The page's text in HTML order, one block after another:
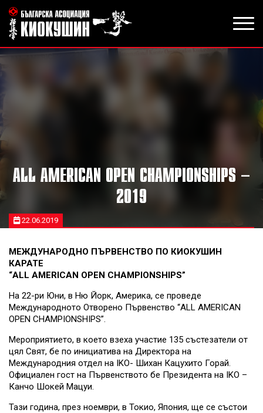
ALL AMERICAN OPEN CHAMPIONSHIPS –
2019
22.06.2019
МЕЖДУНАРОДНО ПЪРВЕНСТВО ПО КИОКУШИН
КАРАТЕ
“ALL AMERICAN OPEN CHAMPIONSHIPS”
На 22-ри Юни, в Ню Йорк, Америка, се проведе
Международното Отворено Първенство “ALL AMERICAN
OPEN CHAMPIONSHIPS”.
Мероприятието, в което взеха участие 135 състезатели от
цял Свят, бе по инициатива на Директора на
Международния отдел на IKO- Шихан Кацухито Горай.
Официален гост на Първенството бе Президента на IKO –
Канчо Шокей Мацуи.
Тази година, през ноември, в Токио, Япония, ще се състои